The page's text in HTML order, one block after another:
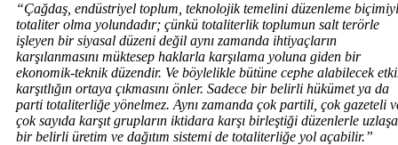
“Çağdaş, endüstriyel toplum, teknolojik temelini düzenleme
totaliter olma yolundadır; çünkü totaliterlik toplumun salt terörle
işleyen bir siyasal düzeni değil aynı zamanda ihtiyaçların
karşılanmasını müktesep haklarla karşılama yoluna giden bir
ekonomik-teknik düzendir. Ve böylelikle bütüne cephe alabilecek
karşıtlığın ortaya çıkmasını önler. Sadece bir belirli hükümet ya da
parti totaliterliğe yönelmez. Aynı zamanda çok partili, çok gazeteli
çok sayıda karşıt grupların iktidara karşı birleştiği düzenlerle
bir belirli üretim ve dağıtım sistemi de totaliterliğe yol açabilir.”